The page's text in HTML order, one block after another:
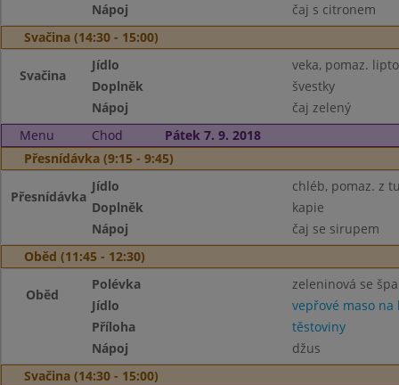
Nápoj
čaj s citronem
Svačina (14:30 - 15:00)
Svačina
Jídlo
veka, pomaz.
Doplněk
švestky
Nápoj
čaj zelený
Menu
Chod
Pátek 7. 9. 2018
Přesnídávka (9:15 - 9:45)
Přesnídávka
Jídlo
chléb, pomaz. z
Doplněk
kapie
Nápoj
čaj se sirupem
Oběd (11:45 - 12:30)
Oběd
Polévka
zeleninová se
Jídlo
vepřové maso na
Příloha
těstoviny
Nápoj
džus
Svačina (14:30 - 15:00)